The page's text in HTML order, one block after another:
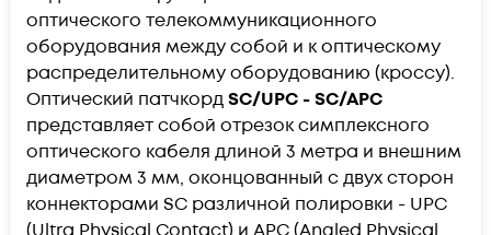
оптического телекоммуникационного
оборудования между собой и к оптическому
распределительному оборудованию (кроссу).
Оптический патчкордSC/UPC - SC/APC
представляет собой отрезок симплексного
оптического кабеля длиной 3 метра и внешним
диаметром 3 мм, оконцованный с двух сторон
коннекторами SC различной полировки - UPC